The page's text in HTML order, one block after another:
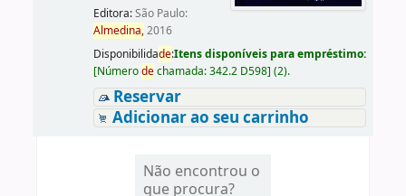
Editora:São Paulo:
Almedina,2016
Disponibilidade:Itens disponíveis para empréstimo:
[Númerodechamada:342.2 D598] (2).
Reservar
Adicionar ao seu carrinho
Não encontrou o
que procura?